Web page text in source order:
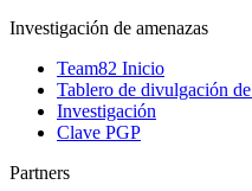
Investigación de amenazas
Team82 Inicio
Tablero de divulgación
Investigación
Clave PGP
Partners